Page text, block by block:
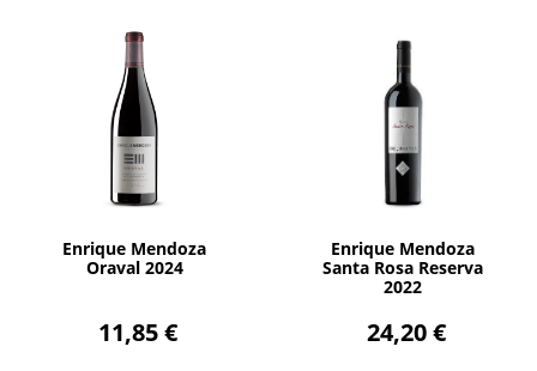
Enrique Mendoza
Oraval 2024
11,85 €
AÑADIR
Enrique Mendoza
Santa Rosa Reserva
2022
24,20 €
AÑADIR